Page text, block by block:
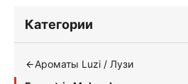
Категории
Ароматы Luzi / Лузи